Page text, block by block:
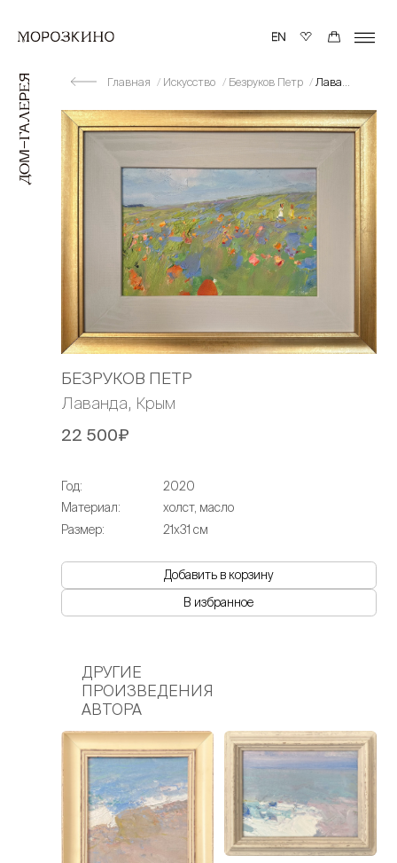
Главная Искусство Безруков Петр Лаванда, Крым
БЕЗРУКОВ ПЕТР
Лаванда, Крым
22 500₽
Год:
2020
Материал:
холст, масло
Размер:
21х31 см
Добавить в корзину
В избранное
ДРУГИЕ
ПРОИЗВЕДЕНИЯ
АВТОРА